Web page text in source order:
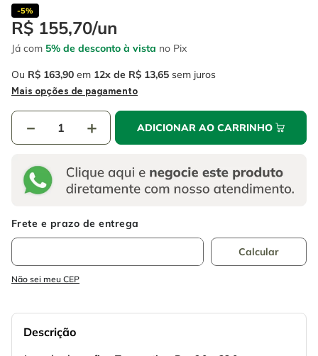
-5%
R$ 155,70/un
Já com 5% de desconto à vista no Pix
Ou R$ 163,90 em 12 R$ 13,65 sem juros
Mais opções de pagamento
＋
－ ADICIONAR AO CARRINHO
Não sei meu CEP
Descrição
6 º
7 serra copo
9º cabo flexivel
º escada
serra circular
º serra copo
º chave impacto
º cabo flexivel
disco corte